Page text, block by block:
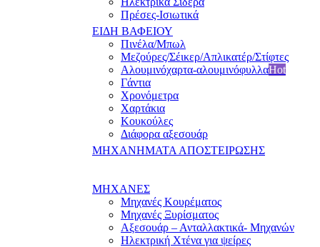
Πρέσες-Ισιωτικά
ΕΙΔΗ ΒΑΦΕΙΟΥ
Πινέλα/Μπωλ
Μεζούρες/Σέικερ/Απλικατέρ/Στίφτες
Αλουμινόχαρτα-αλουμινόφυλλαHot
Γάντια
Χρονόμετρα
Χαρτάκια
Κουκούλες
Διάφορα αξεσουάρ
ΜΗΧΑΝΗΜΑΤΑ ΑΠΟΣΤΕΙΡΩΣΗΣ
ΜΗΧΑΝΕΣ
Μηχανές Κουρέματος
Μηχανές Ξυρίσματος
Αξεσουάρ – Ανταλλακτικά- Μηχανών
Ηλεκτρική Χτένα για ψείρες